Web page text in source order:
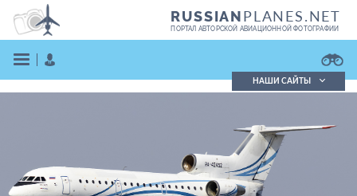
RUSSIANPLANES.NET
ПОРТАЛ АВТОРСКОЙ АВИАЦИОННОЙ ФОТОГРАФИИ
ВОЙТИ
НАШИ САЙТЫ